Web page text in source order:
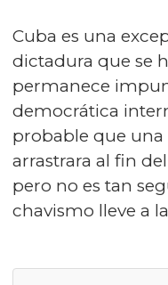
Cuba es una
dictadura que se
permanece
democrática
probable que
arrastrara al fin
pero no es tan
chavismo lleve a